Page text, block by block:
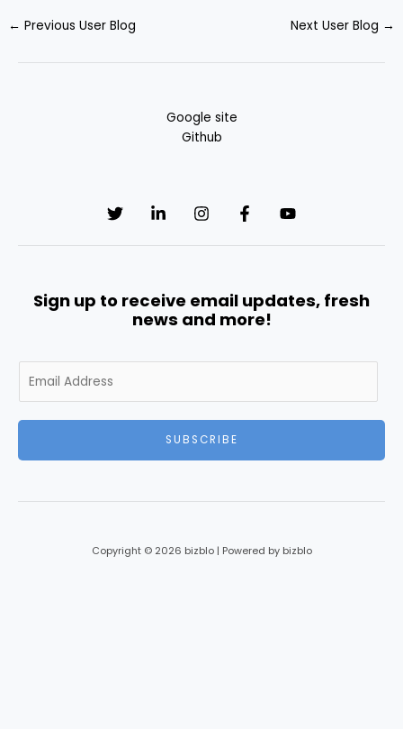
← Previous User Blog Next User Blog →
Google site
Github
Sign up to receive email updates, fresh
news and more!
m
SUBSCRIBE
Copyright © 2026 bizblo | Powered by bizblo